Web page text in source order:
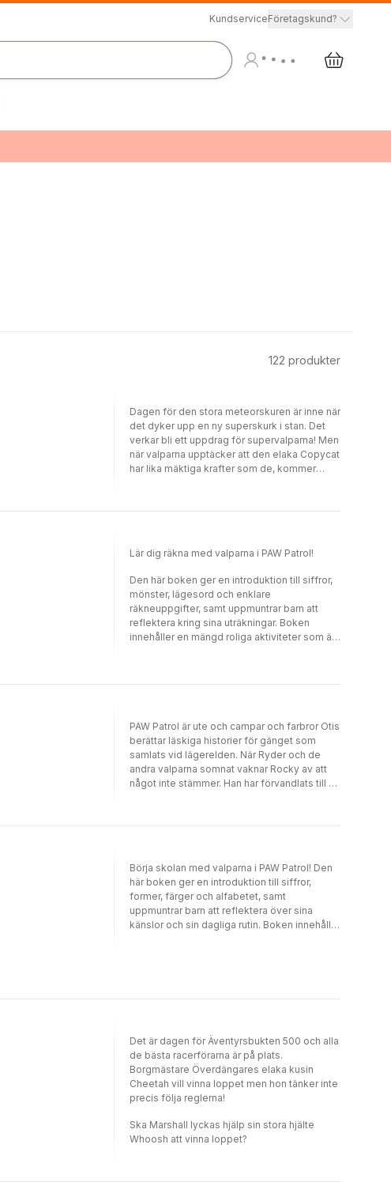
KundserviceFöretagskund?
122 produkter
Dagen för den stora meteorskuren är inne när
det dyker upp en ny superskurk i stan. Det
verkar bli ett uppdrag för supervalparna! Men
när valparna upptäcker att den elaka Copycat
har lika mäktiga krafter som de, kommer
Det är dags för valparna att rycka ut!
Lär dig räkna med valparna i PAW Patrol!
Den här boken ger en introduktion till siffror,
mönster, lägesord och enklare
räkneuppgifter, samt uppmuntrar barn att
reflektera kring sina uträkningar. Boken
innehåller en mängd roliga aktiviteter som är
PAW Patrol är ute och campar och farbror Otis
berättar läskiga historier för gänget som
samlats vid lägerelden. När Ryder och de
andra valparna somnat vaknar Rocky av att
något inte stämmer. Han har förvandlats till en
Börja skolan med valparna i PAW Patrol! Den
här boken ger en introduktion till siffror,
former, färger och alfabetet, samt
uppmuntrar barn att reflektera över sina
känslor och sin dagliga rutin. Boken innehåller
Det är dagen för Äventyrsbukten 500 och alla
de bästa racerförarna är på plats.
Borgmästare Överdängares elaka kusin
Cheetah vill vinna loppet men hon tänker inte
precis följa reglerna!
Ska Marshall lyckas hjälp sin stora hjälte
Whoosh att vinna loppet?